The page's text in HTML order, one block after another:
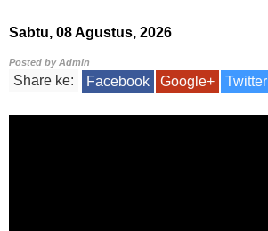
Sabtu, 08 Agustus, 2026
Posted byAdmin
Share ke: Facebook Google+ Twitter